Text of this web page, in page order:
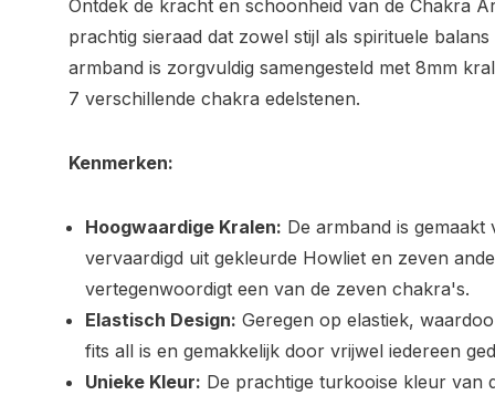
Ontdek de kracht en schoonheid van de Chakra
prachtig sieraad dat zowel stijl als spirituele
armband is zorgvuldig samengesteld met 8mm
7 verschillende chakra edelstenen.
Kenmerken:
Hoogwaardige Kralen: De armband is
vervaardigd uit gekleurde Howliet en zeven
vertegenwoordigt een van de zeven chakra's.
Elastisch Design: Geregen op elastiek,
fits all is en gemakkelijk door vrijwel iedereen
Unieke Kleur: De prachtige turkooise kleur van